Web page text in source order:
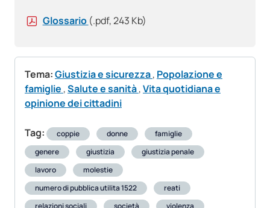
Glossario (.pdf, 243 Kb)
Tema:Giustizia e sicurezza, Popolazione e
famiglie ,Salute e sanità,Vita quotidiana e
opinione dei cittadini
Tag: coppie donne
famiglie
genere
giustizia
giustizia penale
lavoro
molestie
numero di pubblica utilita 1522
reati